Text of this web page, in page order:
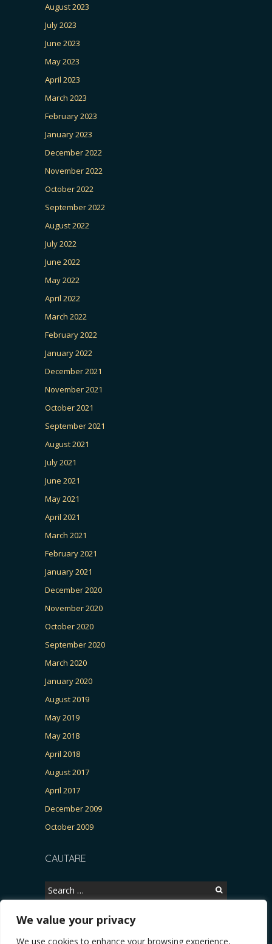
We value your privacy
We use cookies to enhance your browsing experience,
August 2023
July 2023
June 2023
May 2023
April 2023
March 2023
February 2023
January 2023
December 2022
November 2022
October 2022
September 2022
August 2022
July 2022
June 2022
May 2022
April 2022
March 2022
February 2022
January 2022
December 2021
November 2021
October 2021
September 2021
August 2021
July 2021
June 2021
May 2021
April 2021
March 2021
February 2021
January 2021
December 2020
November 2020
October 2020
September 2020
March 2020
January 2020
August 2019
May 2019
May 2018
April 2018
August 2017
April 2017
December 2009
October 2009
CAUTARE
Search
for: